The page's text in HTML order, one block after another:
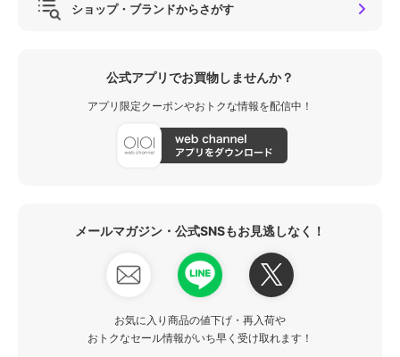
ショップ・ブランドからさがす
公式アプリでお買物しませんか？
アプリ限定クーポンやおトクな情報を配信中！
メールマガジン・公式SNSもお見逃しなく！
お気に入り商品の値下げ・再入荷や
おトクなセール情報がいち早く受け取れます！